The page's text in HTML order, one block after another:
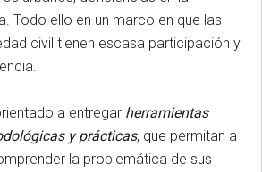
Todo ello en un marco en que las
civil tienen escasa participación y
a entregar herramientas
y prácticas, que permitan a
la problemática de sus